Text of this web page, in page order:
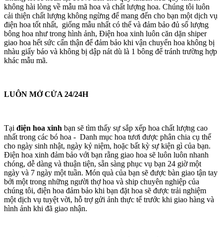
không hài lòng về mẫu mã hoa và chất lượng hoa. Chúng tôi luôn
cải thiện chất lượng không ngừng để mang đến cho bạn một dịch vụ
điện hoa tốt nhất, giống mẫu nhất có thể và đảm bảo đủ số lượng
bông hoa như trong hình ảnh, Điện hoa xinh luôn căn dặn shiper
giao hoa hết sức cẩn thận để đảm bảo khi vận chuyển hoa không bị
nhàu giấy báo và không bị dập nát dù là 1 bông để tránh trường hợp
khác mẫu mã.
LUÔN MỞ CỬA 24/24H
Tại điện hoa xinh bạn sẽ tìm thấy sự sắp xếp hoa chất lượng cao
nhất trong các bó hoa - Danh mục hoa tươi được phân chia cụ thể
cho ngày sinh nhật, ngày kỷ niệm, hoặc bất kỳ sự kiện gì của bạn.
Điện hoa xinh đảm bảo với bạn rằng giao hoa sẽ luôn luôn nhanh
chóng, dễ dàng và thuận tiện, sẵn sàng phục vụ bạn 24 giờ một
ngày và 7 ngày một tuần. Món quà của bạn sẽ được bàn giao tận tay
bởi một trong những người thợ hoa và ship chuyên nghiệp của
chúng tôi, điện hoa đảm bảo khi bạn đặt hoa sẽ được trải nghiệm
một dịch vụ tuyệt vời, hỗ trợ gửi ảnh thực tế trước khi giao hàng và
hình ảnh khi đã giao nhận.